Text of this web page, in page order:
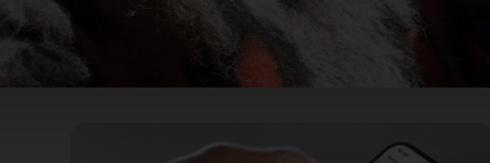
Conectat fara efort